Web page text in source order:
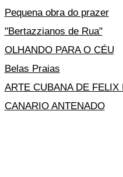
Pequena obra do prazer
"Bertazzianos de Rua"
OLHANDO PARA O CÉU
Belas Praias
ARTE CUBANA DE FELIX
CANARIO ANTENADO